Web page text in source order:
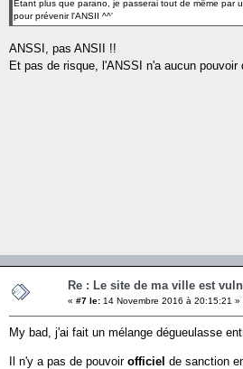
Etant plus que parano, je passerai tout de même par
pour prévenir l'ANSII ^^'
ANSSI, pas ANSII !!
Et pas de risque, l'ANSSI n'a aucun
Re : Le site de ma ville est
« #7 le: 14 Novembre 2016 à 20:15:21 »
My bad, j'ai fait un mélange dégueulasse
Il n'y a pas de pouvoir officiel de sanction